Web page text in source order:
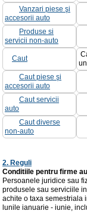
Vanzari piese şi
accesorii auto
Produse si
servicii non-auto
Caut
Caut piese şi
accesorii auto
Caut servicii
auto
Caut diverse
non-auto
2. Reguli
Conditiile pentru firme
Persoanele juridice sau
produsele sau serviciile
achite o taxa semestriala
lunile ianuarie - iunie,